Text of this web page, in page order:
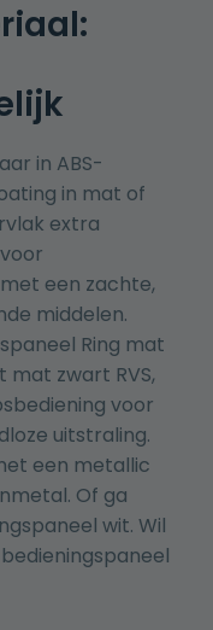
in ABS-
in mat of
extra
een zachte,
middelen.
Ring mat
mat zwart RVS,
voor
uitstraling.
een metallic
. Of ga
wit. Wil
bedieningspaneel